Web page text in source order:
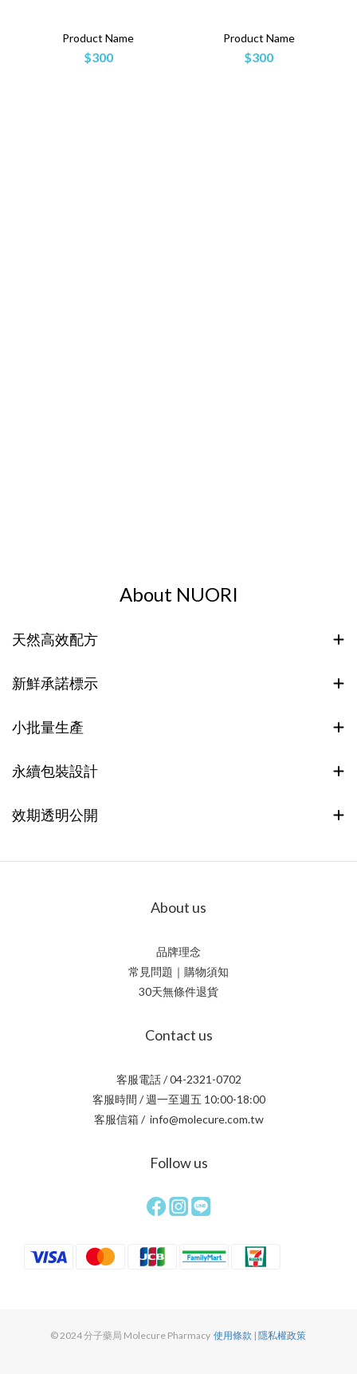
Product Name
$300
Product Name
$300
About NUORI
天然高效配方
新鮮承諾標示
小批量生產
永續包裝設計
效期透明公開
About us
品牌理念
常見問題｜購物須知
30天無條件退貨
Contact us
客服電話 / 04-2321-0702
客服時間 / 週一至週五 10:00-18:00
客服信箱 / info@molecure.com.tw
Follow us
© 2024 分子藥局 Molecure Pharmacy 使用條款 | 隱私權政策